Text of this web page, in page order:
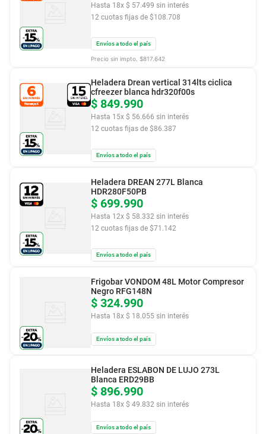
Hasta 18x $ 57.499 sin interés
12 cuotas fijas de $108.708
Envíos a todo el país
Precio sin impto. $817.642
$ 849.990
Hasta 15x $ 56.666 sin interés
12 cuotas fijas de $86.387
Heladera Drean vertical 314lts ciclica
cfreezer blanca hdr320f00s
Envíos a todo el país
$ 699.990
Hasta 12x $ 58.332 sin interés
12 cuotas fijas de $71.142
Heladera DREAN 277L Blanca
HDR280F50PB
Envíos a todo el país
$ 324.990
Hasta 18x $ 18.055 sin interés
Frigobar VONDOM 48L Motor Compresor
Negro RFG148N
Envíos a todo el país
$ 896.990
Hasta 18x $ 49.832 sin interés
Heladera ESLABON DE LUJO 273L
Blanca ERD29BB
Envíos a todo el país